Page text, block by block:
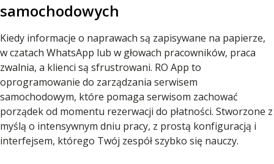
samochodowych
Kiedy informacje o naprawach są zapisywane na papierze,
w czatach WhatsApp lub w głowach pracowników, praca
zwalnia, a klienci są sfrustrowani. RO App to
oprogramowanie do zarządzania serwisem
samochodowym, które pomaga serwisom zachować
porządek od momentu rezerwacji do płatności. Stworzone z
myślą o intensywnym dniu pracy, z prostą konfiguracją i
interfejsem, którego Twój zespół szybko się nauczy.